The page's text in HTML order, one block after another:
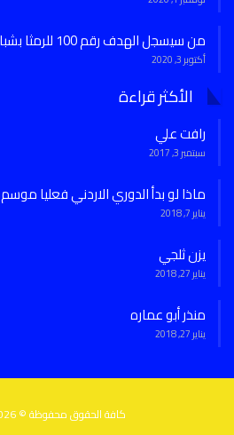
من سيسجل الهدف رقم 100 للرمثا بشباك الجزيرة !!
أكتوبر 3, 2020
الأكثر قراءة
رافت علي
سبتمبر 3, 2017
ماذا لو بدأ الدوري الاردني فعليا موسم 1974..ومات “سريرياً…
يناير 7, 2018
يزن ثلجي
يناير 27, 2018
منذر أبو عماره
يناير 27, 2018
كافة الحقوق محفوظة © 2026 - رياضتكم.